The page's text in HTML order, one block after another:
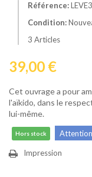
Référence:
Condition:
3 Articles
39,00 €
Cet ouvrage a pour
l'aïkido, dans le
lui-même.
Hors stock
Impression